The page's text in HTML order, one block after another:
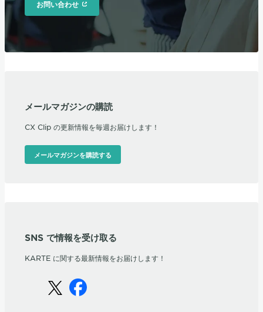
お問い合わせ
メールマガジンの購読
CX Clip の更新情報を毎週お届けします！
メールマガジンを購読する
SNS で情報を受け取る
KARTE に関する最新情報をお届けします！